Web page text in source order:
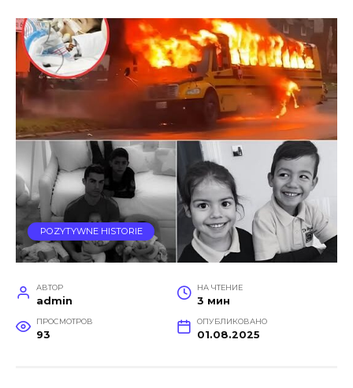
POZYTYWNE HISTORIE
АВТОР
admin
НА ЧТЕНИЕ
3 мин
ПРОСМОТРОВ
93
ОПУБЛИКОВАНО
01.08.2025